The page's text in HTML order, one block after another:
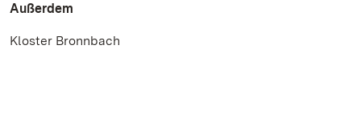
Außerdem
Kloster Bronnbach